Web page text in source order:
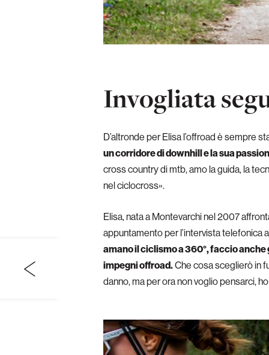
Invogliata
D’altronde per Elisa l’offroad è sempre
un corridore di downhill e la sua
cross country di mtb, amo la guida, la
nel ciclocross».
Elisa, nata a Montevarchi nel 2007
appuntamento per l’intervista telefonica
amano il ciclismo a 360°, faccio
impegni offroad.Che cosa sceglierò in
danno, ma per ora non voglio pensarci,